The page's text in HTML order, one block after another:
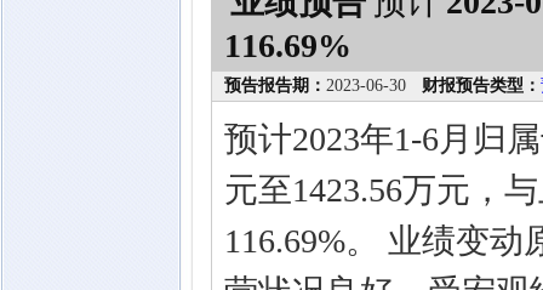
116.69%
预告报告期： 2023-06-30 财报预告类型：
预计2023年1-6月归
元至1423.56万元，
116.69%。 业绩变